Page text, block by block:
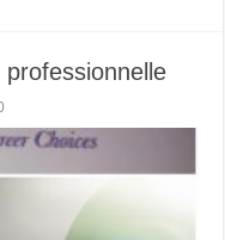
professionnelle